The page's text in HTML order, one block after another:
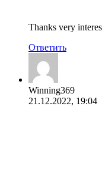
Thanks very
Ответить
Winning369
21.12.2022, 19:04